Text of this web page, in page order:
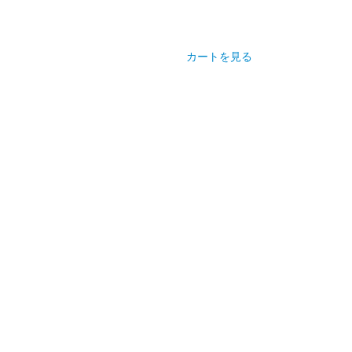
カートを見る